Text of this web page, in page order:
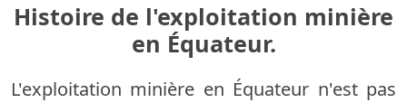
Histoire de l'exploitation minière
en Équateur.
L'exploitation minière en Équateur n'est pas